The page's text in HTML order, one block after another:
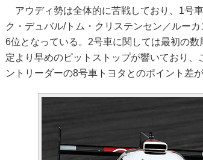
アウディ勢は全体的に苦戦しており、1号
ク・デュバル/トム・クリステンセン／ルー
6位となっている。2号車に関しては最初の
定より早めのピットストップが響いており、
ントリーダーの8号車トヨタとのポイント差